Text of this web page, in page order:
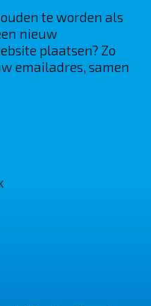
te worden als
nieuw
plaatsen? Zo
emailadres, samen